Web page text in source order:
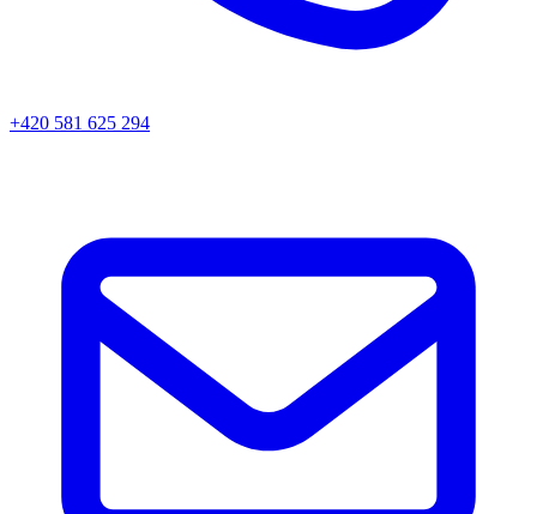
+420 581 625 294